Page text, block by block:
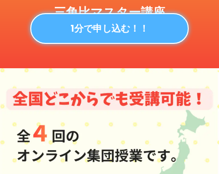
三角比マスター講座
1分で申し込む！！